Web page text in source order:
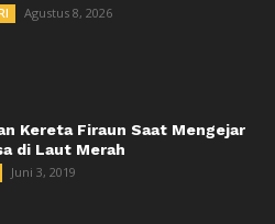
Agustus 8, 2026
Kereta Firaun Saat Mengejar
di Laut Merah
Juni 3, 2019